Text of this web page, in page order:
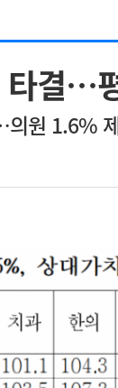
광고안내
타결…
원 1.6%